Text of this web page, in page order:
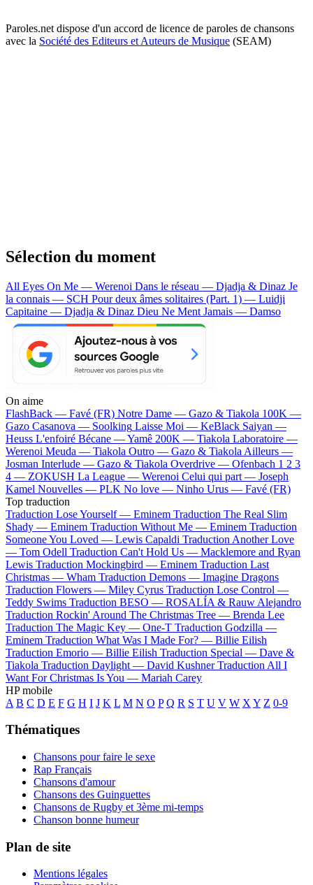
Paroles.net dispose d'un accord de licence de paroles de chansons
avec la Société des Editeurs et Auteurs de Musique (SEAM)
Sélection du moment
All Eyes On Me — Werenoi Dans le réseau — Djadja & Dinaz Je
la connais — SCH Pour deux âmes solitaires (Part. 1) — Luidji
Capitaine — Djadja & Dinaz Dieu Ne Ment Jamais — Damso
On aime
FlashBack — Favé (FR) Notre Dame — Gazo & Tiakola 100K —
Gazo Casanova — Soolking Laisse Moi — KeBlack Saiyan —
Heuss L'enfoiré Bécane —Yamê 200K — Tiakola Laboratoire —
Werenoi Meuda — Tiakola Outro — Gazo & Tiakola Ailleurs —
Josman Interlude — Gazo & Tiakola Overdrive — Ofenbach 1 2 3
4 — ZOKUSH La League — Werenoi Celui qui part — Joseph
Kamel Nouvelles — PLK No love — Ninho Urus — Favé (FR)
Top traduction
Traduction Lose Yourself — Eminem Traduction The Real Slim
Shady — Eminem Traduction Without Me — Eminem Traduction
Someone You Loved — Lewis Capaldi Traduction Another Love
— Tom Odell Traduction Can't Hold Us — Macklemore and Ryan
Lewis Traduction Mockingbird — Eminem Traduction Last
Christmas — Wham Traduction Demons — Imagine Dragons
Traduction Flowers — Miley Cyrus Traduction Lose Control —
Teddy Swims Traduction BESO — ROSALÍA & Rauw Alejandro
Traduction Rockin' Around The Christmas Tree — Brenda Lee
Traduction The Magic Key — One-T Traduction Godzilla —
Eminem Traduction What Was I Made For? — Billie Eilish
Traduction Emorio — Billie Eilish Traduction Special — Dave &
Tiakola Traduction Daylight — David Kushner Traduction All I
Want For Christmas Is You — Mariah Carey
HP mobile
A B C D E F G H I J K L M N O P Q R S T U V W X Y Z 0-9
Thématiques
Chansons pour faire le sexe
Rap Français
Chansons d'amour
Chansons des Guinguettes
Chansons de Rugby et 3ème mi-temps
Chanson bonne humeur
Plan de site
Mentions légales